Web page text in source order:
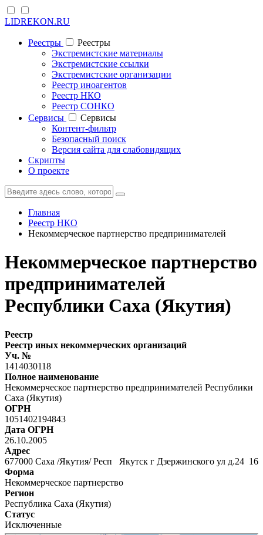
LIDREKON.RU
Реестры
Реестры
Экстремистские материалы
Экстремистские ссылки
Экстремистские организации
Реестр иноагентов
Реестр НКО
Реестр СОНКО
Cервисы
Cервисы
Контент-фильтр
Безопасный поиск
Версия сайта для слабовидящих
Скрипты
О проекте
Главная
Реестр НКО
Некоммерческое партнерство предпринимателей
Некоммерческое партнерство
предпринимателей
Республики Саха (Якутия)
Реестр
Реестр иных некоммерческих организаций
Уч. №
1414030118
Полное наименование
Некоммерческое партнерство предпринимателей Республики
Саха (Якутия)
ОГРН
1051402194843
Дата ОГРН
26.10.2005
Адрес
677000 Саха /Якутия/ Респ Якутск г Дзержинского ул д.24 16
Форма
Некоммерческое партнерство
Регион
Республика Саха (Якутия)
Статус
Исключенные